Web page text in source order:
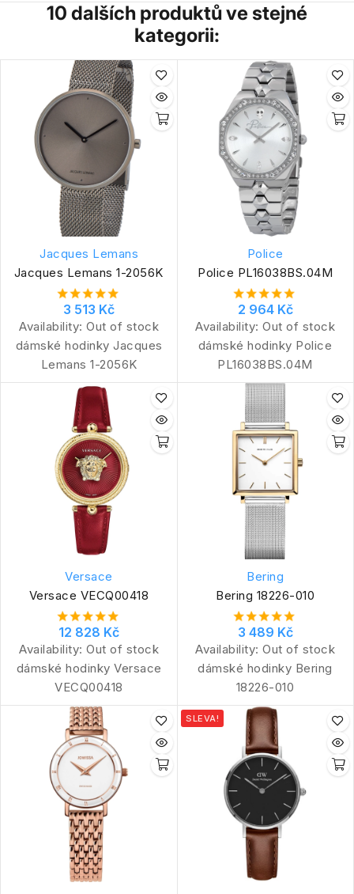
10 dalších produktů ve stejné
kategorii:
Jacques Lemans
Jacques Lemans 1-2056K
3 513 Kč
Availability: Out of stock
dámské hodinky Jacques
Lemans 1-2056K
Police
Police PL16038BS.04M
2 964 Kč
Availability: Out of stock
dámské hodinky Police
PL16038BS.04M
Versace
Versace VECQ00418
12 828 Kč
Availability: Out of stock
dámské hodinky Versace
VECQ00418
Bering
Bering 18226-010
3 489 Kč
Availability: Out of stock
dámské hodinky Bering
18226-010
SLEVA!